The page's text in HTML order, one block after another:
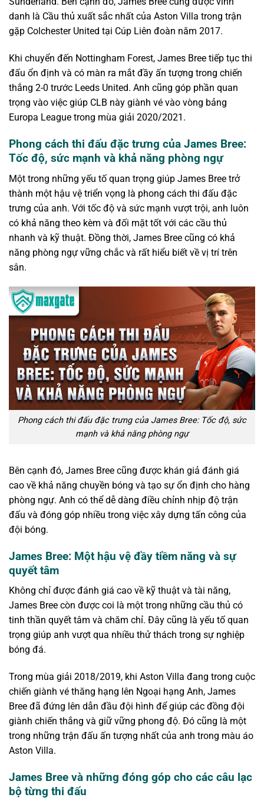
danh là Cầu thủ xuất sắc nhất của Aston Villa trong trận
gặp Colchester United tại Cúp Liên đoàn năm 2017.
Khi chuyển đến Nottingham Forest, James Bree tiếp tục thi
đấu ổn định và có màn ra mắt đầy ấn tượng trong chiến
thắng 2-0 trước Leeds United. Anh cũng góp phần quan
trọng vào việc giúp CLB này giành vé vào vòng bảng
Europa League trong mùa giải 2020/2021.
Phong cách thi đấu đặc trưng của James Bree:
Tốc độ, sức mạnh và khả năng phòng ngự
Một trong những yếu tố quan trọng giúp James Bree trở
thành một hậu vệ triển vọng là phong cách thi đấu đặc
trưng của anh. Với tốc độ và sức mạnh vượt trội, anh luôn
có khả năng theo kèm và đối mặt tốt với các cầu thủ
nhanh và kỹ thuật. Đồng thời, James Bree cũng có khả
năng phòng ngự vững chắc và rất hiểu biết về vị trí trên
sân.
Phong cách thi đấu đặc trưng của James Bree: Tốc độ, sức
mạnh và khả năng phòng ngự
Bên cạnh đó, James Bree cũng được khán giả đánh giá
cao về khả năng chuyền bóng và tạo sự ổn định cho hàng
phòng ngự. Anh có thể dễ dàng điều chỉnh nhịp độ trận
đấu và đóng góp nhiều trong việc xây dựng tấn công của
đội bóng.
James Bree: Một hậu vệ đầy tiềm năng và sự
quyết tâm
Không chỉ được đánh giá cao về kỹ thuật và tài năng,
James Bree còn được coi là một trong những cầu thủ có
tinh thần quyết tâm và chăm chỉ. Đây cũng là yếu tố quan
trọng giúp anh vượt qua nhiều thử thách trong sự nghiệp
bóng đá.
Trong mùa giải 2018/2019, khi Aston Villa đang trong cuộc
chiến giành vé thăng hạng lên Ngoại hạng Anh, James
Bree đã đứng lên dẫn đầu đội hình để giúp các đồng đội
giành chiến thắng và giữ vững phong độ. Đó cũng là một
trong những trận đấu ấn tượng nhất của anh trong màu áo
Aston Villa.
James Bree và những đóng góp cho các câu lạc
bộ từng thi đấu